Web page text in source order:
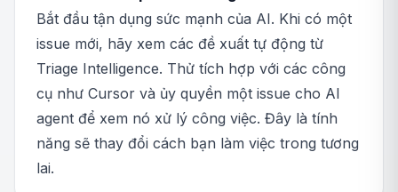
Bắt đầu tận dụng sức mạnh của AI. Khi có một
issue mới, hãy xem các đề xuất tự động từ
Triage Intelligence. Thử tích hợp với các công
cụ như Cursor và ủy quyền một issue cho AI
agent để xem nó xử lý công việc. Đây là tính
năng sẽ thay đổi cách bạn làm việc trong tương
lai.